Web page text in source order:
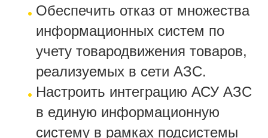
Обеспечить отказ от множества
информационных систем по
учету товародвижения товаров,
реализуемых в сети АЗС.
Настроить интеграцию АСУ АЗС
в единую информационную
систему в рамках подсистемы